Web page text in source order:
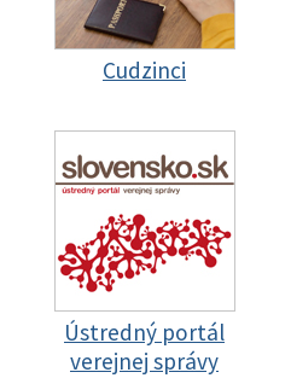
Cudzinci
Ústredný portál
verejnej správy